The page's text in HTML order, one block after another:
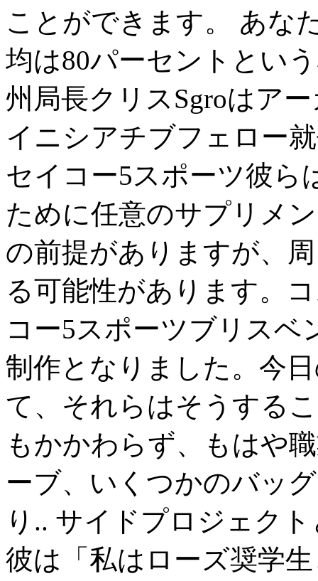
ことができます。 あな
均は80パーセントとい
州局長クリスSgroはア
イニシアチブフェロー
セイコー5スポーツ彼ら
ために任意のサプリメ
の前提がありますが、
る可能性があります。
コー5スポーツブリスベ
制作となりました。今
て、それらはそうする
もかかわらず、もはや
ーブ、いくつかのバッ
り.. サイドプロジェク
彼は「私はローズ奨学